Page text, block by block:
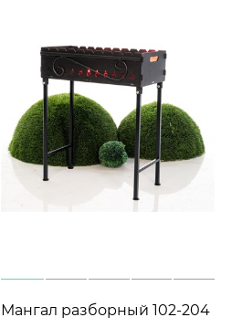
Мангал разборный 102-204